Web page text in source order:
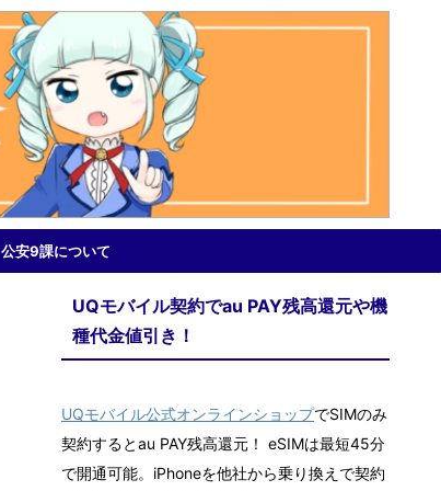
公安9課について
UQモバイル契約でau PAY残高還元や機
種代金値引き！
UQモバイル公式オンラインショップでSIMのみ
契約するとau PAY残高還元！ eSIMは最短45分
で開通可能。iPhoneを他社から乗り換えで契約